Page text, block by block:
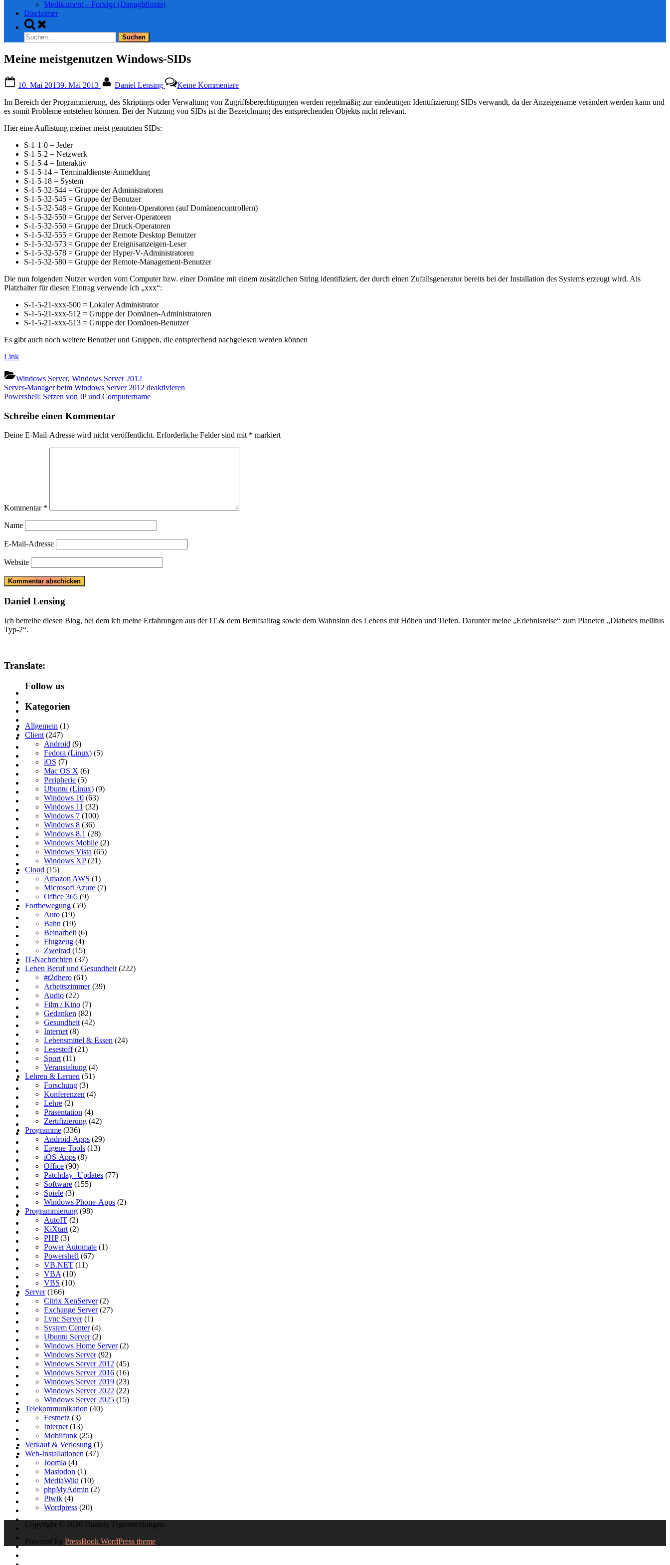
Medikament – Forxiga (Dapagliflozin)
Disclaimer
Toggle
search
form
Suchen
nach:
Meine meistgenutzen Windows-SIDs
on
10. Mai 20139. Mai 2013 Daniel Lensing Keine KommentareMeine
meistgenutzen
Windows-
SIDs
Im Bereich der Programmierung, des Skriptings oder Verwaltung von Zugriffsberechtigungen werden regelmäßig zur eindeutigen Identifizierung SIDs verwandt, da der Anzeigename verändert werden kann und
es somit Probleme entstehen können. Bei der Nutzung von SIDs ist die Bezeichnung des entsprechenden Objekts nicht relevant.
Hier eine Auflistung meiner meist genutzten SIDs:
S-1-1-0 = Jeder
S-1-5-2 = Netzwerk
S-1-5-4 = Interaktiv
S-1-5-14 = Terminaldienste-Anmeldung
S-1-5-18 = System
S-1-5-32-544 = Gruppe der Administratoren
S-1-5-32-545 = Gruppe der Benutzer
S-1-5-32-548 = Gruppe der Konten-Operatoren (auf Domänencontrollern)
S-1-5-32-550 = Gruppe der Server-Operatoren
S-1-5-32-550 = Gruppe der Druck-Operatoren
S-1-5-32-555 = Gruppe der Remote Desktop Benutzer
S-1-5-32-573 = Gruppe der Ereignisanzeigen-Leser
S-1-5-32-578 = Gruppe der Hyper-V-Administratoren
S-1-5-32-580 = Gruppe der Remote-Management-Benutzer
Die nun folgenden Nutzer werden vom Computer bzw. einer Domäne mit einem zusätzlichen String identifiziert, der durch einen Zufallsgenerator bereits bei der Installation des Systems erzeugt wird. Als
Platzhalter für diesen Eintrag verwende ich „xxx“:
S-1-5-21-xxx-500 = Lokaler Administrator
S-1-5-21-xxx-512 = Gruppe der Domänen-Administratoren
S-1-5-21-xxx-513 = Gruppe der Domänen-Benutzer
Es gibt auch noch weitere Benutzer und Gruppen, die entsprechend nachgelesen werden können
Link
Windows Server, Windows Server 2012
Beitragsnavigation
Previous
Post:
Server-Manager beim Windows Server 2012 deaktivieren
Next
Powershell: Setzen von IP und Computername
Schreibe einen Kommentar
Deine E-Mail-Adresse wird nicht veröffentlicht. Erforderliche Felder sind mit * markiert
Kommentar *
Name
E-Mail-Adresse
Website
Daniel Lensing
Ich betreibe diesen Blog, bei dem ich meine Erfahrungen aus der IT & dem Berufsalltag sowie dem Wahnsinn des Lebens mit Höhen und Tiefen. Darunter meine „Erlebnisreise“ zum Planeten „Diabetes mellitus
Typ-2“.
Translate:
Follow us
Kategorien
Allgemein (1)
Client (247)
Android (9)
Fedora (Linux) (5)
iOS (7)
Mac OS X (6)
Peripherie (5)
Ubuntu (Linux) (9)
Windows 10 (63)
Windows 11 (32)
Windows 7 (100)
Windows 8 (36)
Windows 8.1 (28)
Windows Mobile (2)
Windows Vista (65)
Windows XP(21)
Cloud (15)
Amazon AWS (1)
Microsoft Azure (7)
Office 365 (9)
Fortbewegung (59)
Auto (19)
Bahn (19)
Beinarbeit (6)
Flugzeug (4)
Zweirad (15)
IT-Nachrichten (37)
Leben Beruf und Gesundheit (222)
#t2dhero (61)
Arbeitszimmer(39)
Audio (22)
Film / Kino (7)
Gedanken (82)
Gesundheit (42)
Internet (8)
Lebensmittel & Essen (24)
Lesestoff(21)
Sport (11)
Veranstaltung (4)
Lehren & Lernen (51)
Forschung (3)
Konferenzen (4)
Lehre (2)
Präsentation (4)
Zertifizierung (42)
Programme (336)
Android-Apps (29)
Eigene Tools (13)
iOS-Apps (8)
Office (90)
Patchday+Updates (77)
Software (155)
Spiele (3)
Windows Phone-Apps (2)
Programmierung (98)
AutoIT (2)
KiXtart (2)
PHP(3)
Power Automate (1)
Powershell (67)
VB.NET (11)
VBA (10)
VBS (10)
Server(166)
Citrix XenServer(2)
Exchange Server(27)
Lync Server(1)
System Center(4)
Ubuntu Server(2)
Windows Home Server(2)
Windows Server(92)
Windows Server 2012 (45)
Windows Server 2016 (16)
Windows Server 2019 (23)
Windows Server 2022 (22)
Windows Server 2025 (15)
Telekommunikation (40)
Festnetz (3)
Internet (13)
Mobilfunk (25)
Verkauf & Verlosung (1)
Web-Installationen (37)
Joomla (4)
Mastodon (1)
MediaWiki (10)
phpMyAdmin (2)
Piwik (4)
Wordpress (20)
Copyright © 2026 Daniels Tagesmeldungen.
Powered by PressBook WordPress theme